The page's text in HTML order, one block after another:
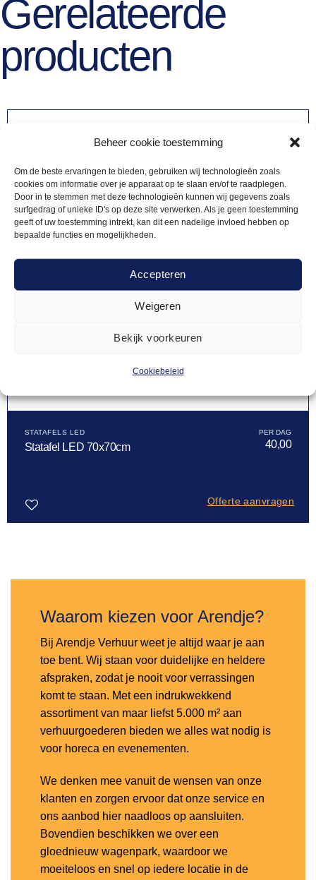
Beheer cookie toestemming
Om de beste ervaringen te bieden, gebruiken wij technologieën zoals
cookies om informatie over je apparaat op te slaan en/of te raadplegen.
Door in te stemmen met deze technologieën kunnen wij gegevens zoals
surfgedrag of unieke ID's op deze site verwerken. Als je geen toestemming
geeft of uw toestemming intrekt, kan dit een nadelige invloed hebben op
bepaalde functies en mogelijkheden.
Accepteren
Weigeren
Bekijk voorkeuren
Cookiebeleid
Gerelateerde
producten
STATAFELS LED
Statafel LED 70x70cm 40,00
Offerte aanvragen
Waarom kiezen voor Arendje?
Bij Arendje Verhuur weet je altijd waar je aan
toe bent. Wij staan voor duidelijke en heldere
afspraken, zodat je nooit voor verrassingen
komt te staan. Met een indrukwekkend
assortiment van maar liefst 5.000 m² aan
verhuurgoederen bieden we alles wat nodig is
voor horeca en evenementen.
We denken mee vanuit de wensen van onze
klanten en zorgen ervoor dat onze service en
ons aanbod hier naadloos op aansluiten.
Bovendien beschikken we over een
gloednieuw wagenpark, waardoor we
moeiteloos en snel op iedere locatie in de